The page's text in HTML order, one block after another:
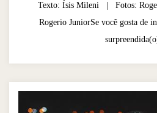
Texto: Ísis Mileni | Fotos:
Rogerio JuniorSe você gosta de